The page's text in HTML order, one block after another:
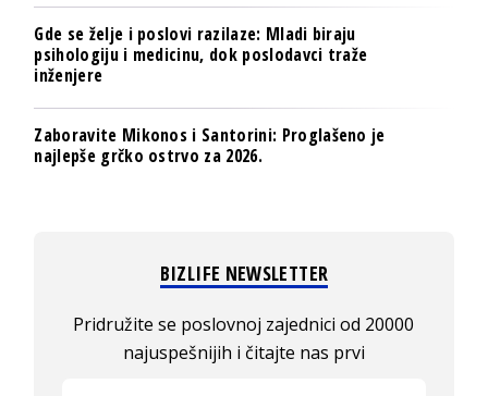
Gde se želje i poslovi razilaze: Mladi biraju
psihologiju i medicinu, dok poslodavci traže
inženjere
Zaboravite Mikonos i Santorini: Proglašeno je
najlepše grčko ostrvo za 2026.
BIZLIFE NEWSLETTER
Pridružite se poslovnoj zajednici od 20000
najuspešnijih i čitajte nas prvi